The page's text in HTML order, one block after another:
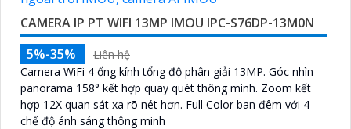
CAMERA IP PT WIFI 13MP IMOU IPC-S76DP-13M0N
5%-35%
Liên hệ
Camera WiFi 4 ống kính tổng độ phân giải 13MP. Góc nhìn
panorama 158° kết hợp quay quét thông minh. Zoom kết
hợp 12X quan sát xa rõ nét hơn. Full Color ban đêm với 4
chế độ ánh sáng thông minh